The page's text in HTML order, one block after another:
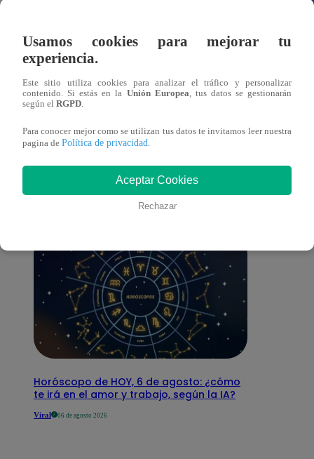
La Voz Perú – Sábado 18 de marzo del
2023 – Programa completo
La
También te puede
interesar
Horóscopo de HOY, 6 de agosto: ¿cómo
te irá en el amor y trabajo, según la IA?
Viral 06 de agosto 2026
Usamos cookies para mejorar tu
experiencia.
Este sitio utiliza cookies para analizar el tráfico y personalizar
contenido. Si estás en la Unión Europea, tus datos se gestionarán
según el RGPD.
Para conocer mejor como se utilizan tus datos te invitamos leer nuestra
pagina de Política de privacidad.
Aceptar Cookies
Rechazar